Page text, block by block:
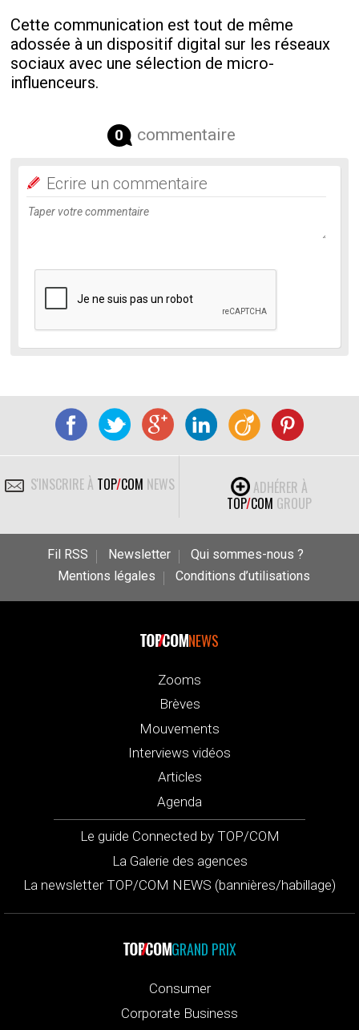
Cette communication est tout de même
adossée à un dispositif digital sur les réseaux
sociaux avec une sélection de micro-
influenceurs.
0 commentaire
Ecrire un commentaire
S'INSCRIRE À TOP/COM NEWS
ADHÉRER À
TOP/COM GROUP
Fil RSS Newsletter
Qui sommes-nous ?
Mentions légales
Conditions d’utilisations
NEWS
Zooms
Brèves
Mouvements
Interviews vidéos
Articles
Agenda
Le guide Connected by TOP/COM
La Galerie des agences
La newsletter TOP/COM NEWS (bannières/habillage)
GRAND PRIX
Consumer
Corporate Business